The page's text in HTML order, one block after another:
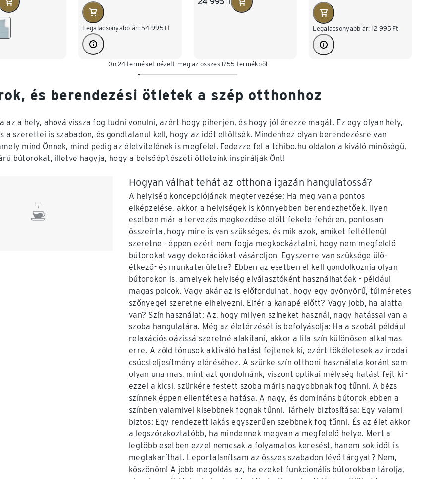
Legalacsonyabb ár: 54 995 Ft
Ft
Legalacsonyabb ár: 12 995 Ft
Ön 24 terméket nézett meg az összes 1755 termékből
és berendezési ötletek a szép otthonhoz
az a hely, ahová vissza fog tudni vonulni, azért hogy pihenjen, és hogy jól érezze magát. Ez egy olyan hely,
a szerettei is szabadon, és gondtalanul kell, hogy az időt eltöltsék. Mindehhez olyan berendezésre van
mind Önnek, mind pedig az életvitelének is megfelel. Fedezze fel a tchibo.hu oldalon a kiváló minőségű,
bútorokat, illetve hagyja, hogy a belsőépítészeti ötleteink inspirálják Önt!
Hogyan válhat tehát az otthona igazán hangulatossá?
A helyiség koncepciójának megtervezése: Ha meg van a pontos
elképzelése, akkor a helyiségek is könnyebben berendezhetőek. Ilyen
esetben már a tervezés megkezdése előtt fekete-fehéren, pontosan
összeírta, hogy mire is van szükséges, és mik azok, amiket feltétlenül
szeretne - éppen ezért nem fogja megkockáztatni, hogy nem megfelelő
bútorokat vagy dekorációkat vásároljon. Egyszerre van szüksége ülő-,
étkező- és munkaterületre? Ebben az esetben el kell gondolkoznia olyan
bútorokon is, amelyek helyiség elválasztóként használhatóak - például
magas polcok. Vagy akár az is előfordulhat, hogy egy gyönyörű, túlméretes
szőnyeget szeretne elhelyezni. Elfér a kanapé előtt? Vagy jobb, ha alatta
van? Szín használat: Az, hogy milyen színeket használ, nagy hatással van a
szoba hangulatára. Még az életérzését is befolyásolja: Ha a szobát például
relaxációs oázissá szeretné alakítani, akkor a lila szín különösen alkalmas
erre. A zöld tónusok aktiváló hatást fejtenek ki, ezért tökéletesek az irodai
csúcsteljesítmény eléréséhez. A szürke szín otthoni használata koránt sem
olyan unalmas, mint azt gondolnánk, viszont optikai mélység hatást fejt ki -
ezzel a kicsi, szürkére festett szoba máris nagyobbnak fog tűnni. A bézs
színnek éppen ellentétes a hatása. A nagy, és domináns bútorok ebben a
színben valamivel kisebbnek fognak tűnni. Tárhely biztosítása: Egy valami
biztos: Egy rendezett lakás egyszerűen szebbnek fog tűnni. És az élet akkor
a legszórakoztatóbb, ha mindennek megvan a megfelelő helye. Mert a
legtöbb esetben ezzel nemcsak a folyamatos keresést, hanem sok időt is
megtakaríthat. Leportalanítsam az összes szabadon lévő tárgyat? Nem,
köszönöm! A jobb megoldás az, ha ezeket funkcionális bútorokban tárolja,